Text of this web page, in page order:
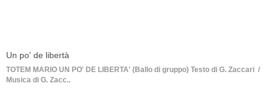
Un po' de libertà
TOTEM MARIO UN PO' DE LIBERTA' (Ballo di gruppo) Testo di G. Zaccari /
Musica di G. Zacc..